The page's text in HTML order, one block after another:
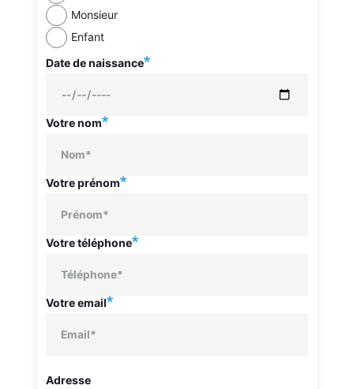
Monsieur
Enfant
Date de naissance
Votre nom
Votre prénom
Colonne
Votre téléphone
Votre email
Votre
Adresse